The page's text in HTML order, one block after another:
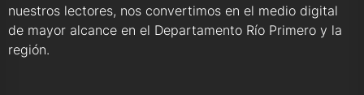
nuestros lectores, nos convertimos en el medio digital
de mayor alcance en el Departamento Río Primero y la
región.